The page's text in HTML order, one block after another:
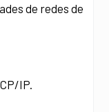
de redes de
IP.